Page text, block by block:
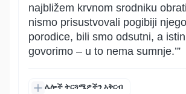
najbližem krvnom srodniku
nismo prisustvovali pogibiji
porodice, bili smo odsutni, a
govorimo – u to nema sumnje.’”
ሌሎች ትርጓሜዎችን አቅርብ